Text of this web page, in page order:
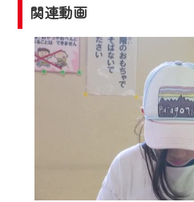
関連動画
2024年9月24日からは
ビス向上のため、
『CCNet Web TV』を
一部コンテンツを除き
CCNetサービスへの加
ページ※』へのログイ
何卒、ご理解ご了承
いたします。